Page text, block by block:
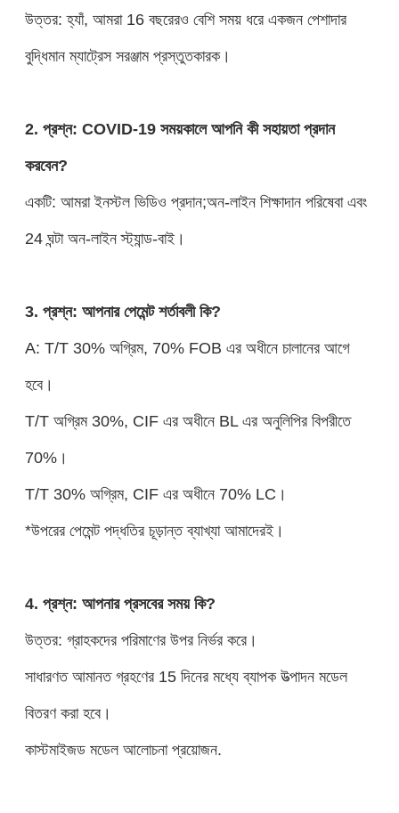
উত্তর: হ্যাঁ, আমরা 16 বছরেরও বেশি সময় ধরে একজন পেশাদার
বুদ্ধিমান ম্যাট্রেস সরঞ্জাম প্রস্তুতকারক।
2. প্রশ্ন: COVID-19 সময়কালে আপনি কী সহায়তা প্রদান
করবেন?
একটি: আমরা ইনস্টল ভিডিও প্রদান;অন-লাইন শিক্ষাদান পরিষেবা এবং
24 ঘন্টা অন-লাইন স্ট্যান্ড-বাই।
3. প্রশ্ন: আপনার পেমেন্ট শর্তাবলী কি?
A: T/T 30% অগ্রিম, 70% FOB এর অধীনে চালানের আগে
হবে।
T/T অগ্রিম 30%, CIF এর অধীনে BL এর অনুলিপির বিপরীতে
70%।
T/T 30% অগ্রিম, CIF এর অধীনে 70% LC।
*উপরের পেমেন্ট পদ্ধতির চূড়ান্ত ব্যাখ্যা আমাদেরই।
4. প্রশ্ন: আপনার প্রসবের সময় কি?
উত্তর: গ্রাহকদের পরিমাণের উপর নির্ভর করে।
সাধারণত আমানত গ্রহণের 15 দিনের মধ্যে ব্যাপক উত্পাদন মডেল
বিতরণ করা হবে।
কাস্টমাইজড মডেল আলোচনা প্রয়োজন.